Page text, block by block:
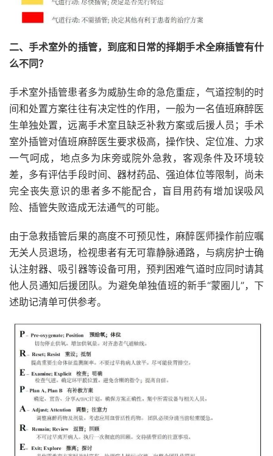
二、手术室外的插管，到底和日常的择期手术全麻插管有什
么不同？
手术室外插管患者多为威胁生命的急危重症，气道控制的时
间和处置方案往往有决定性的作用，一般为一名值班麻醉医
生单独处置，远离手术室且缺乏补救方案或后援人员；手术
室外插管对值班麻醉医生要求极高，操作快、定位准、力求
一气呵成，地点多为床旁或院外急救，客观条件及环境较
差，多有评估手段时间、器材药品、强迫体位等限制，尚未
完全丧失意识的患者多不能配合，盲目用药有增加误吸风
险、插管失败造成无法通气的可能。
由于急救插管后果的高度不可预见性，麻醉医师操作前应嘱
无关人员退场，检视患者有无可靠静脉通路，与病房护士确
认注射器、吸引器等设备可用，预判困难气道时应同时请其
他人员通知后援团队。为避免单独值班的新手“蒙圈儿”，下
述助记清单可供参考。